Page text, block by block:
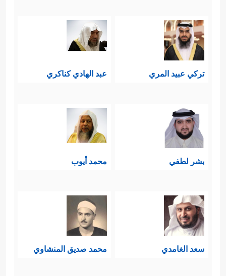
تركي عبيد المري عبد الهادي كناكري
بشر لطفي محمد أيوب
سعد الغامدي محمد صديق المنشاوي